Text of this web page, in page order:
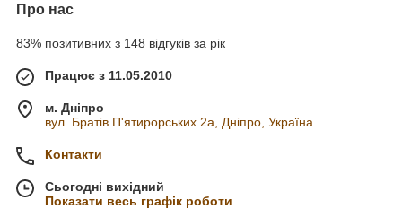
Про нас
83% позитивних з 148 відгуків за рік
Працює з 11.05.2010
м. Дніпро
вул. Братів П'ятирорських 2а, Дніпро, Україна
Контакти
Сьогодні вихідний
Показати весь графік роботи